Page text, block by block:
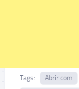
Tags: Abrir com